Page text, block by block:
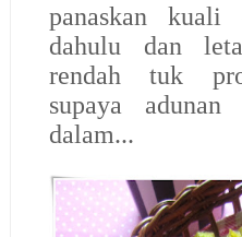
panaskan
dahulu dan
rendah tuk
supaya
dalam...